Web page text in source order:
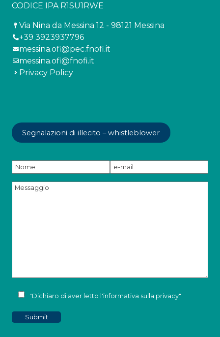
CODICE IPA R1SU1RWE
Via Nina da Messina 12 - 98121 Messina
+39 3923937796
messina.ofi@pec.fnofi.it
messina.ofi@fnofi.it
Privacy Policy
Segnalazioni di illecito – whistleblower
"Dichiaro di aver letto l'informativa sulla privacy"